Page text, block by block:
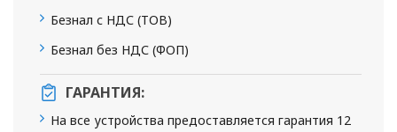
Безнал с НДС (ТОВ)
Безнал без НДС (ФОП)
ГАРАНТИЯ:
На все устройства предоставляется гарантия 12